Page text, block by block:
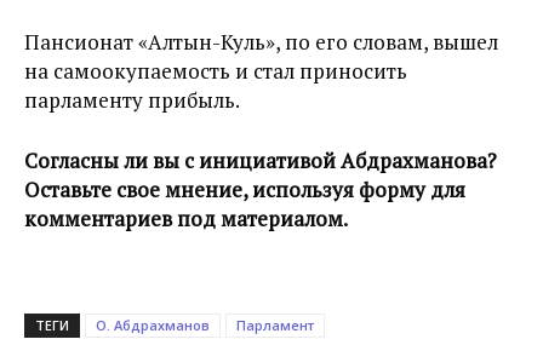
Пансионат «Алтын-Куль», по его словам, вышел
на самоокупаемость и стал приносить
парламенту прибыль.
Согласны ли вы с инициативой Абдрахманова?
Оставьте свое мнение, используя форму для
комментариев под материалом.
ТЕГИ О. Абдрахманов Парламент